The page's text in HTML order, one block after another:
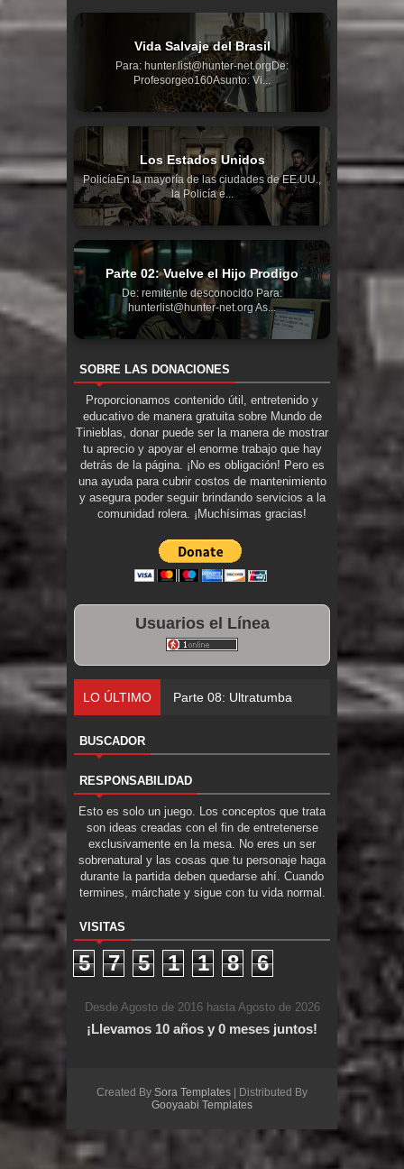
Vida Salvaje del Brasil
Para: hunter.list@hunter-net.orgDe:
Profesorgeo160Asunto: Vi...
Los Estados Unidos
PolicíaEn la mayoría de las ciudades de EE.UU.,
la Policía e...
Parte 02: Vuelve el Hijo Prodigo
De: remitente desconocido Para:
hunterlist@hunter-net.org As...
SOBRE LAS DONACIONES
Proporcionamos contenido útil, entretenido y
educativo de manera gratuita sobre Mundo de
Tinieblas, donar puede ser la manera de mostrar
tu aprecio y apoyar el enorme trabajo que hay
detrás de la página. ¡No es obligación! Pero es
una ayuda para cubrir costos de mantenimiento
y asegura poder seguir brindando servicios a la
comunidad rolera. ¡Muchísimas gracias!
Usuarios el Línea
LO ÚLTIMO Parte 08: Ultratumba
BUSCADOR
RESPONSABILIDAD
Esto es solo un juego. Los conceptos que trata
son ideas creadas con el fin de entretenerse
exclusivamente en la mesa. No eres un ser
sobrenatural y las cosas que tu personaje haga
durante la partida deben quedarse ahí. Cuando
termines, márchate y sigue con tu vida normal.
VISITAS
5 7 5 1 1 8 6
Desde Agosto de 2016 hasta Agosto de 2026
¡Llevamos 10 años y 0 meses juntos!
Created By Sora Templates | Distributed By
Gooyaabi Templates